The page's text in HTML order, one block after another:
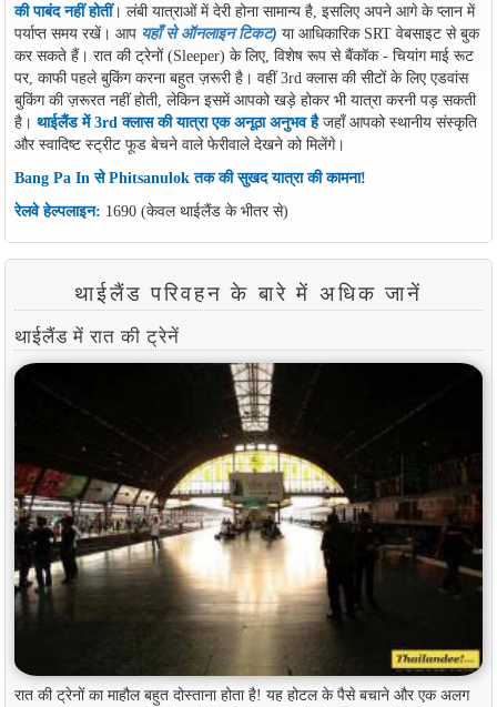
की पाबंद नहीं होतीं। लंबी यात्राओं में देरी होना सामान्य है, इसलिए अपने आगे के प्लान में
पर्याप्त समय रखें। आप यहाँ से ऑनलाइन टिकट) या आधिकारिक SRT वेबसाइट से बुक
कर सकते हैं। रात की ट्रेनों (Sleeper) के लिए, विशेष रूप से बैंकॉक - चियांग माई रूट
पर, काफी पहले बुकिंग करना बहुत ज़रूरी है। वहीं 3rd क्लास की सीटों के लिए एडवांस
बुकिंग की ज़रूरत नहीं होती, लेकिन इसमें आपको खड़े होकर भी यात्रा करनी पड़ सकती
है। थाईलैंड में 3rd क्लास की यात्रा एक अनूठा अनुभव हैजहाँ आपको स्थानीय संस्कृति
और स्वादिष्ट स्ट्रीट फूड बेचने वाले फेरीवाले देखने को मिलेंगे।
Bang Pa In से Phitsanulok तक की सुखद यात्रा की कामना!
रेलवे हेल्पलाइन: 1690 (केवल थाईलैंड के भीतर से)
थाईलैंड परिवहन के बारे में अधिक जानें
थाईलैंड में रात की ट्रेनें
रात की ट्रेनों का माहौल बहुत दोस्ताना होता है! यह होटल के पैसे बचाने और एक अलग